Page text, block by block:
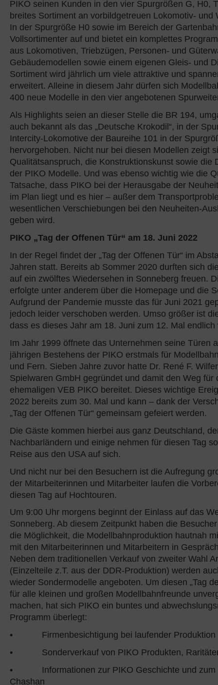
PIKO seinen Kunden in den vier Spurgrößen G, H0,
breites Sortiment an vorbildgetreuen Lokomotiv- und
In der Spurgröße H0 sowie im Bereich der
Vollsortimenter auf und bietet ein komplettes
aus Lokomotiven, Triebzügen, Personen- und
Gebäudemodellen sowie einem eigenen Gleis- und
Sortiment wird jährlich um viele attraktive und
erweitert. Alleine in diesem Jahr dürfen sich
400 neue Modelle in den vier angebotenen
Als Highlights seien an dieser Stelle die BR 194,
auch bekannt als das „Deutsche Krokodil“, in der
Intercity-Lokomotive der Baureihe 101 in der
hervorgehoben. Nicht nur bei diesen Modellen zeigt
Qualitätsanspruch, die Konstruktionskunst sowie die
der PIKO Modelle. Und was ebenso wichtig wie die
Tatsache, dass PIKO bei der Herausgabe der
im Plan liegt und es hier – außer dem
wesentlichen Verschiebungen bei den Neuheiten-
geben wird.
PIKO „Tag der Offenen Tür“ am 18. Juni 2022
In der Regel findet der „Tag der Offenen Tür“ im
Jahren statt. Bereits ab Sommer 2020 durften sich
auf ein zwölftes Wiedersehen in Sonneberg freuen.
erfolgte unter anderem über die Homepage und die
Aufgrund der Pandemie musste das für Juni 2021
jedoch leider verschoben werden. Umso größer ist
dass es dieses Jahr am 18. Juni zum 12. Mal
Im Jahr 1999 öffnete das Unternehmen seine Türen
jährigen Bestehens der PIKO erstmals für
und Fern. Sieben Jahre zuvor hatte Dr. René F.
Spielwaren GmbH gegründet und damit den Weg für
ehemaligen VEB PIKO bereitet. Dieses wichtige
2022 bereits zum 30. Mal und kann – dank der
„Tag der Offenen Tür“ gemeinsam gefeiert werden.
Die Gäste kommen hierbei aus ganz Deutschland,
Nachbarländern und einige nehmen für diesen Tag
Reise aus den USA auf sich.
Und nicht nur bei den Besuchern ist die Aufregung
der Mitarbeiterinnen und Mitarbeiter laufen die
diesen Tag auf Hochtouren.
Um 9:00 Uhr morgens beginnt der Einlass auf das
Sonneberg. Ab diesem Zeitpunkt haben die
die Möglichkeit, die Modellbahnproduktion hautnah
mit den Mitarbeiterinnen und Mitarbeitern in
Neben dem traditionellen Verkauf von zweiter Wahl
(Einzelteile z.T. aus der DDR-Produktion) werden
wieder Sondermodelle angeboten. Um diesen „Tag
für alle kleinen und großen Modellbahnfreunde
machen, hat sich PIKO ein buntes und
Programm überlegt:
• Firmenbesichtigung bei laufender Produktion
• Sonderverkauf von PIKO Produkten,
• Informationen zur PIKO Geschichte und zum
Chashan